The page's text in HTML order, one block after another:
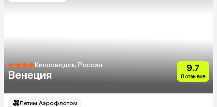
Кисловодск, Россия
Венеция
9.7
8 отзывов
Летим Аэрофлотом